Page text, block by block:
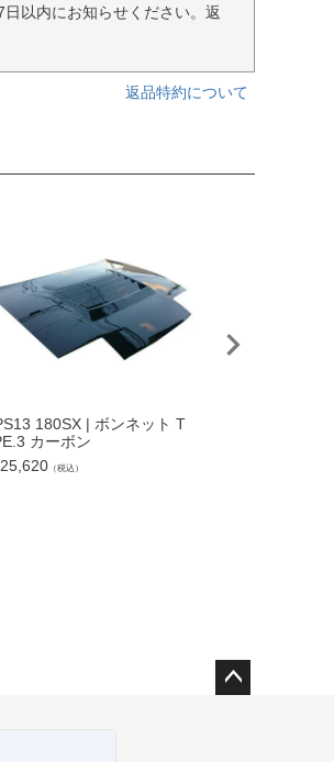
以内にお知らせください。返
返品特約について
180SX | ボンネット T
カーボン
（税込）